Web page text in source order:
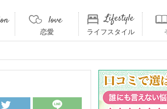
恋愛 ライフスタイル